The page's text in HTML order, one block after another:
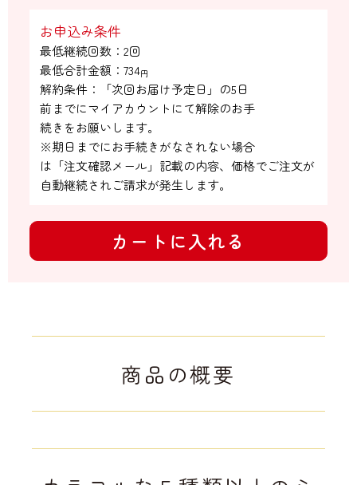
お申込み条件
最低継続回数：2回
最低合計金額： 734円
解約条件：「次回お届け予定日」の5日
前までにマイアカウントにて解除のお手
続きをお願いします。
※期日までにお手続きがなされない場合
は「注文確認メール」記載の内容、価格でご注文が
自動継続されご請求が発生します。
カートに入れる
商品の概要